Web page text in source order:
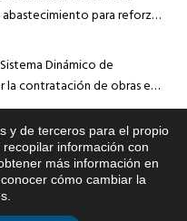
para reforzar
Dinámico de
la contratación de obras en
de una nueva arteria de
de agua no potable en
Red Quemadas- 1ª Sem
y de terceros para el propio
información con
más información en
conocer cómo cambiar la
Si tiene cualquier duda sobre
EMACSA, haga click abajo.